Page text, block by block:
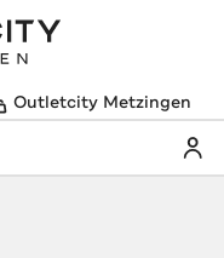
Outletcity Metzingen